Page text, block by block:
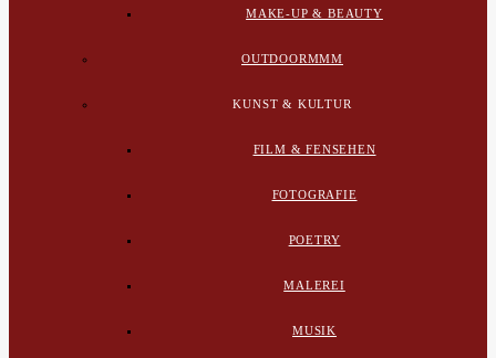
MAKE-UP & BEAUTY
OUTDOORMMM
KUNST & KULTUR
FILM & FENSEHEN
FOTOGRAFIE
POETRY
MALEREI
MUSIK